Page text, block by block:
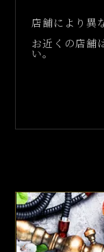
店舗により異
お近くの店舗
い。